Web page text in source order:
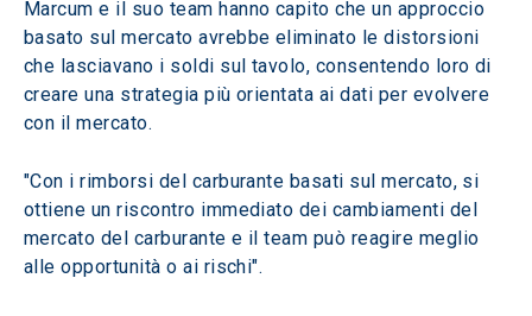
Marcum e il suo team hanno capito che un approccio
basato sul mercato avrebbe eliminato le distorsioni
che lasciavano i soldi sul tavolo, consentendo loro di
creare una strategia più orientata ai dati per evolvere
con il mercato.
"Con i rimborsi del carburante basati sul mercato, si
ottiene un riscontro immediato dei cambiamenti del
mercato del carburante e il team può reagire meglio
alle opportunità o ai rischi".